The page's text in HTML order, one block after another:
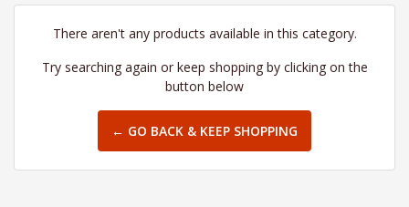
There aren't any products available in this category.
Try searching again or keep shopping by clicking on the
button below
← GO BACK & KEEP SHOPPING